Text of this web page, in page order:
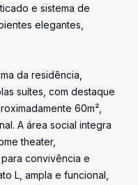
e sistema de
elegantes,
da residência,
suítes, com destaque
60m²,
A área social integra
theater,
convivência e
L, ampla e funcional,